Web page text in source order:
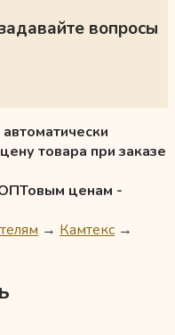
вопросы
товара при заказе
ОПТовым ценам -
→ Камтекс →